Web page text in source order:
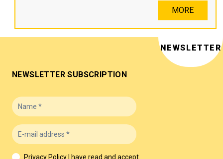
MORE
NEWSLETTER
NEWSLETTER SUBSCRIPTION
Privacy Policy
I have read and accept.